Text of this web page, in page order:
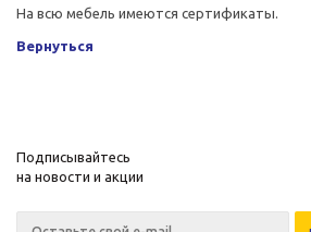
На всю мебель имеются сертификаты.
Вернуться
Подписывайтесь
на новости и акции